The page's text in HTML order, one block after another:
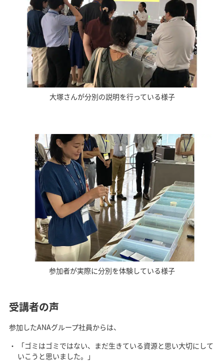
大塚さんが分別の説明を行っている様子
参加者が実際に分別を体験している様子
受講者の声
参加したANAグループ社員からは、
「ゴミはゴミではない、まだ生きている資源と思い大切にして
いこうと思いました。」